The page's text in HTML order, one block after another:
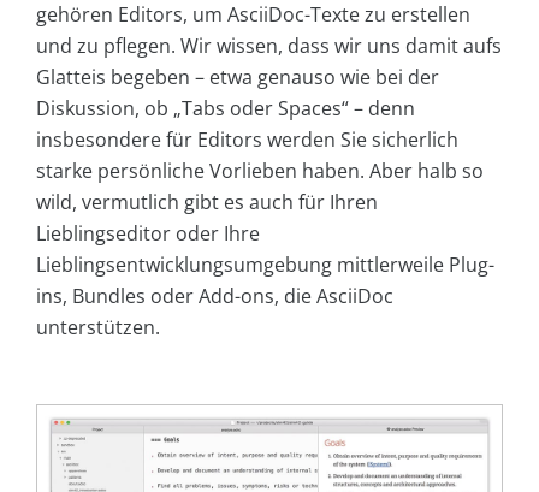
gehören Editors, um AsciiDoc-Texte zu erstellen
und zu pflegen. Wir wissen, dass wir uns damit aufs
Glatteis begeben – etwa genauso wie bei der
Diskussion, ob „Tabs oder Spaces“ – denn
insbesondere für Editors werden Sie sicherlich
starke persönliche Vorlieben haben. Aber halb so
wild, vermutlich gibt es auch für Ihren
Lieblingseditor oder Ihre
Lieblingsentwicklungsumgebung mittlerweile Plug-
ins, Bundles oder Add-ons, die AsciiDoc
unterstützen.